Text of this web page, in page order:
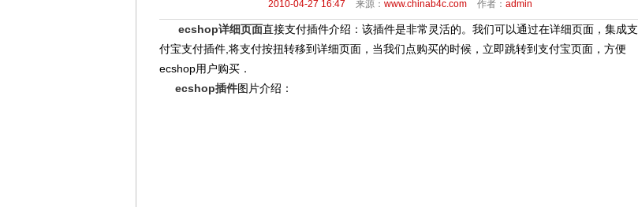
2010-04-27 16:47 来源： www.chinab4c.com 作者： admin
ecshop详细页面直接支付插件介绍：该插件是非常灵活的。我们可以通过在详细页面，集成支
付宝支付插件,将支付按扭转移到详细页面，当我们点购买的时候，立即跳转到支付宝页面，方便
ecshop用户购买．
ecshop插件图片介绍：